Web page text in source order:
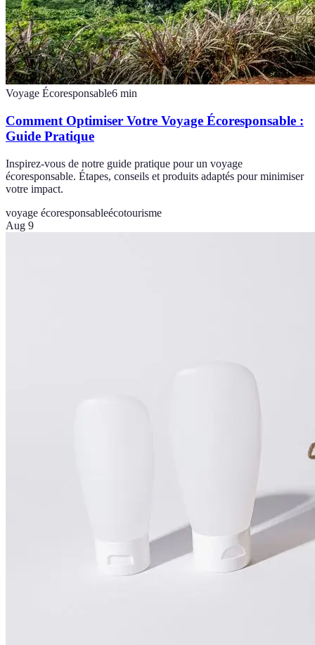
Voyage Écoresponsable6 min
Comment Optimiser Votre Voyage Écoresponsable :
Guide Pratique
Inspirez-vous de notre guide pratique pour un voyage
écoresponsable. Étapes, conseils et produits adaptés pour minimiser
votre impact.
voyage écoresponsableécotourisme
Aug 9